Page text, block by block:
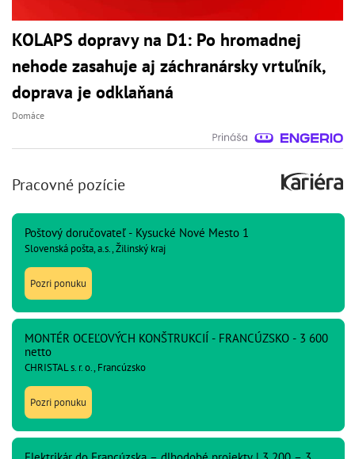
KOLAPS dopravy na D1: Po hromadnej
nehode zasahuje aj záchranársky vrtuľník,
doprava je odklaňaná
Domáce
Pracovné pozície
Poštový doručovateľ - Kysucké Nové Mesto 1
Slovenská pošta, a.s., Žilinský kraj
Pozri ponuku
MONTÉR OCEĽOVÝCH KONŠTRUKCIÍ - FRANCÚZSKO - 3 600
netto
CHRISTAL s. r. o., Francúzsko
Pozri ponuku